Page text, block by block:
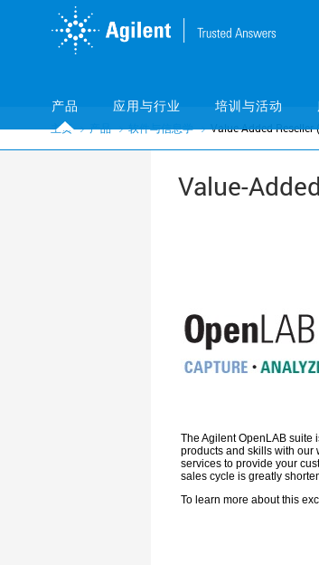
产品 应用与行业 培训与活动
主页 产品 软件与信息学 Value-Added Reseller
Value-